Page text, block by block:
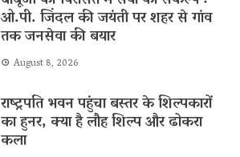
ओ.पी. जिंदल की जयंती पर शहर से गांव
तक जनसेवा की बयार
August 8, 2026
राष्ट्रपति भवन पहुंचा बस्तर के शिल्पकारों
का हुनर, क्या है लौह शिल्प और ढोकरा
कला